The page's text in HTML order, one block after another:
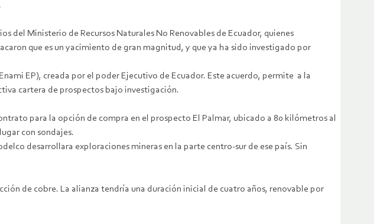
del Ministerio de Recursos Naturales No Renovables de Ecuador, quienes
que es un yacimiento de gran magnitud, y que ya ha sido investigado por
EP), creada por el poder Ejecutivo de Ecuador. Este acuerdo, permite a la
cartera de prospectos bajo investigación.
para la opción de compra en el prospecto El Palmar, ubicado a 80 kilómetros al
con sondajes.
desarrollara exploraciones mineras en la parte centro-sur de ese país. Sin
de cobre. La alianza tendría una duración inicial de cuatro años, renovable por